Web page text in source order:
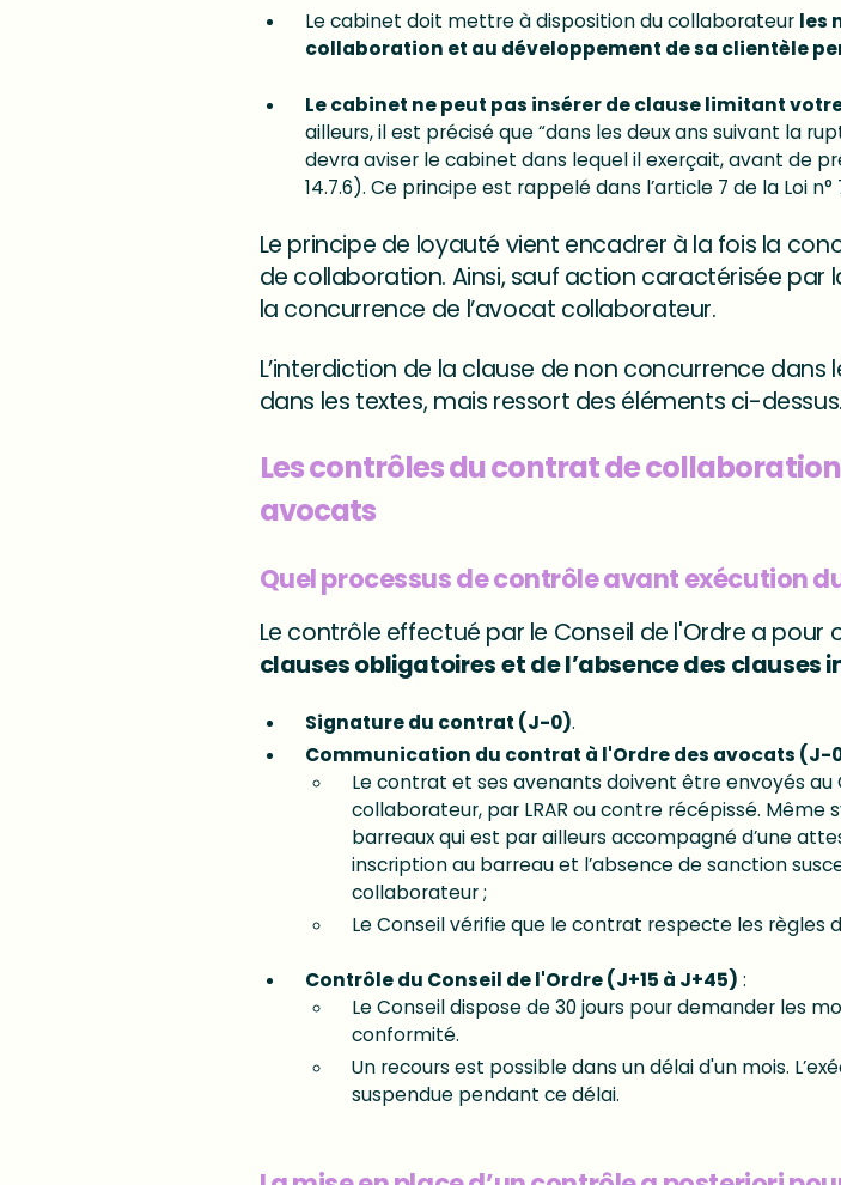
Le cabinet doit mettre à disposition du collaborateur les
collaboration et au développement de sa clientèle
Le cabinet ne peut pas insérer de clause limitant
ailleurs, il est précisé que “dans les deux ans suivant la
devra aviser le cabinet dans lequel il exerçait, avant de
14.7.6). Ce principe est rappelé dans l’article 7 de la Loi n°
Le principe de loyauté vient encadrer à la fois la
de collaboration. Ainsi, sauf action caractérisée par
la concurrence de l’avocat collaborateur.
L’interdiction de la clause de non concurrence
dans les textes, mais ressort des éléments ci-dessus.
Les contrôles du contrat de
avocats
Quel processus de contrôle avant exécution
Le contrôle effectué par le Conseil de l'Ordre a pour
clauses obligatoireset de l’absence des clauses
Signature du contrat (J-0).
Communication du contrat à l'Ordre des avocats (J-0
Le contrat et ses avenants doivent être envoyés
collaborateur, par LRAR ou contre récépissé.
barreaux qui est par ailleurs accompagné d’une
inscription au barreau et l’absence de sanction
collaborateur ;
Le Conseil vérifie que le contrat respecte les règles
Contrôle du Conseil de l'Ordre (J+15 à J+45) :
Le Conseil dispose de 30 jours pour demander les
conformité.
Un recours est possible dans un délai d'un mois.
suspendue pendant ce délai.